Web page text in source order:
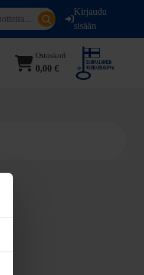
Kirjaudu
sisään
Ostoskori
0,00 €